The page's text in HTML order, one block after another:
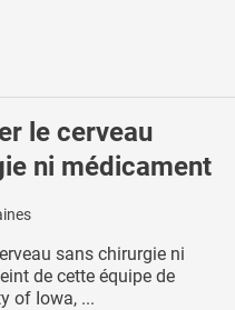
le cerveau
ni médicament
sans chirurgie ni
de cette équipe de
of Iowa, ...